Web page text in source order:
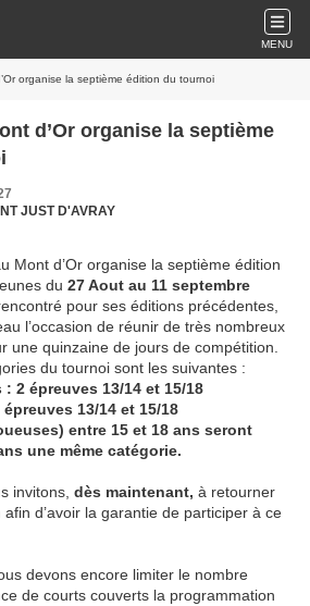
MENU
organise la septième édition du tournoi
d’Or organise la septième
JUST D'AVRAY
Mont d’Or organise la septième édition
du 27 Aout au 11 septembre
pour ses éditions précédentes,
l’occasion de réunir de très nombreux
une quinzaine de jours de compétition.
du tournoi sont les suivantes :
: 2 épreuves 13/14 et 15/18
13/14 et 15/18
entre 15 et 18 ans seront
une même catégorie.
invitons, dès maintenant, à retourner
d’avoir la garantie de participer à ce
devons encore limiter le nombre
de courts couverts la programmation